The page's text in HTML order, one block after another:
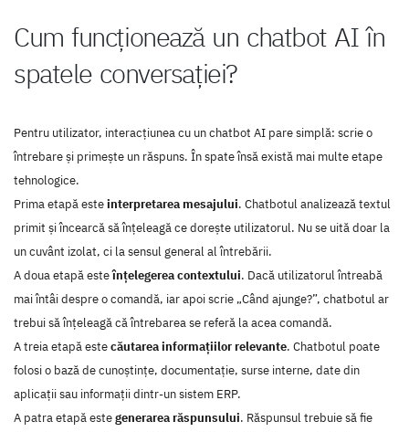
Cum funcționează un chatbot AI în
spatele conversației?
Pentru utilizator, interacțiunea cu un chatbot AI pare simplă: scrie o
întrebare și primește un răspuns. În spate însă există mai multe etape
tehnologice.
Prima etapă esteinterpretarea mesajului. Chatbotul analizează textul
primit și încearcă să înțeleagă ce dorește utilizatorul. Nu se uită doar la
un cuvânt izolat, ci la sensul general al întrebării.
A doua etapă esteînțelegerea contextului. Dacă utilizatorul întreabă
mai întâi despre o comandă, iar apoi scrie „Când ajunge?”, chatbotul ar
trebui să înțeleagă că întrebarea se referă la acea comandă.
A treia etapă estecăutarea informațiilor relevante. Chatbotul poate
folosi o bază de cunoștințe, documentație, surse interne, date din
aplicații sau informații dintr-un sistem ERP.
A patra etapă estegenerarea răspunsului. Răspunsul trebuie să fie